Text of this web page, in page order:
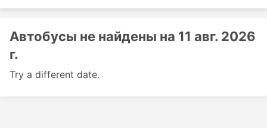
Автобусы не найдены на 11 авг. 2026
г.
Try a different date.